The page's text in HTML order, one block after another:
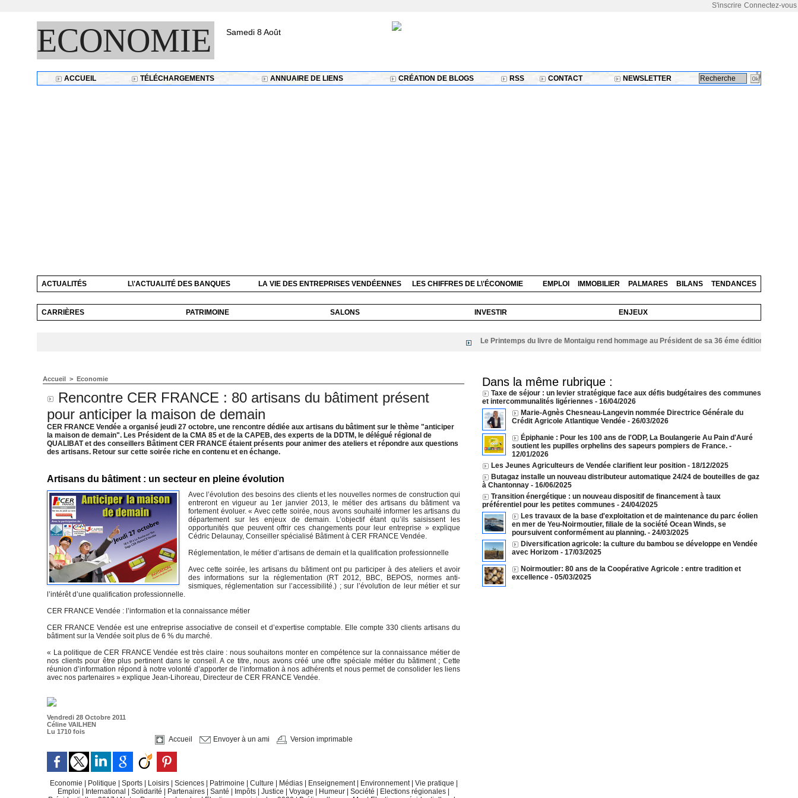
Connectez-vous
S'inscrire
ECONOMIE Samedi 8 Août
ACCUEIL TÉLÉCHARGEMENTS ANNUAIRE DE LIENS CRÉATION DE BLOGS RSS CONTACT NEWSLETTER
ACTUALITÉS L\'ACTUALITÉ DES BANQUES LA VIE DES ENTREPRISES VENDÉENNES LES CHIFFRES DE L\'ÉCONOMIE EMPLOI IMMOBILIER PALMARES BILANS TENDANCES
CARRIÈRES PATRIMOINE SALONS INVESTIR ENJEUX
Le Printemps du livre de Montaigu rend hommage au Président de sa 36 éme édition 06/08/2026
Accueil > Economie
Rencontre CER FRANCE : 80 artisans du bâtiment présent
pour anticiper la maison de demain
CER FRANCE Vendée a organisé jeudi 27 octobre, une rencontre dédiée aux artisans du bâtiment sur le thème "anticiper
la maison de demain". Les Président de la CMA 85 et de la CAPEB, des experts de la DDTM, le délégué régional de
QUALIBAT et des conseillers Bâtiment CER FRANCE étaient présents pour animer des ateliers et répondre aux questions
des artisans. Retour sur cette soirée riche en contenu et en échange.
Artisans du bâtiment : un secteur en pleine évolution
Avec l’évolution des besoins des clients et les nouvelles normes de construction qui
entreront en vigueur au 1er janvier 2013, le métier des artisans du bâtiment va
fortement évoluer. « Avec cette soirée, nous avons souhaité informer les artisans du
département sur les enjeux de demain. L’objectif étant qu’ils saisissent les
opportunités que peuvent offrir ces changements pour leur entreprise » explique
Cédric Delaunay, Conseiller spécialisé Bâtiment à CER FRANCE Vendée.
Réglementation, le métier d’artisans de demain et la qualification professionnelle
Avec cette soirée, les artisans du bâtiment ont pu participer à des ateliers et avoir
des informations sur la réglementation (RT 2012, BBC, BEPOS, normes anti-
sismiques, réglementation sur l’accessibilité.) ; sur l’évolution de leur métier et sur
l’intérêt d’une qualification professionnelle.
CER FRANCE Vendée : l’information et la connaissance métier
CER FRANCE Vendée est une entreprise associative de conseil et d’expertise comptable. Elle compte 330 clients artisans du
bâtiment sur la Vendée soit plus de 6 % du marché.
« La politique de CER FRANCE Vendée est très claire : nous souhaitons monter en compétence sur la connaissance métier de
nos clients pour être plus pertinent dans le conseil. A ce titre, nous avons créé une offre spéciale métier du bâtiment ; Cette
réunion d’information répond à notre volonté d’apporter de l’information à nos adhérents et nous permet de consolider les liens
avec nos partenaires » explique Jean-Lihoreau, Directeur de CER FRANCE Vendée.
Vendredi 28 Octobre 2011
Céline VAILHEN
Lu 1710 fois
Accueil Envoyer à un ami Version imprimable
Economie Politique Sports Loisirs Sciences Patrimoine Culture Médias Enseignement Environnement Vie pratique
Emploi
International Solidarité Partenaires Santé Impôts Justice Voyage Humeur Société Elections régionales
Dans la même rubrique :
Taxe de séjour : un levier stratégique face aux défis budgétaires des communes
et intercommunalités ligériennes - 16/04/2026
Marie-Agnès Chesneau-Langevin nommée Directrice Générale du
Crédit Agricole Atlantique Vendée - 26/03/2026
Épiphanie : Pour les 100 ans de l'ODP, La Boulangerie Au Pain d'Auré
soutient les pupilles orphelins des sapeurs pompiers de France. -
12/01/2026
Les Jeunes Agriculteurs de Vendée clarifient leur position - 18/12/2025
Butagaz installe un nouveau distributeur automatique 24/24 de bouteilles de gaz
à Chantonnay - 16/06/2025
Transition énergétique : un nouveau dispositif de financement à taux
préférentiel pour les petites communes - 24/04/2025
Les travaux de la base d'exploitation et de maintenance du parc éolien
en mer de Yeu-Noirmoutier, filiale de la société Ocean Winds, se
poursuivent conformément au planning. - 24/03/2025
Diversification agricole: la culture du bambou se développe en Vendée
avec Horizom - 17/03/2025
Noirmoutier: 80 ans de la Coopérative Agricole : entre tradition et
excellence - 05/03/2025